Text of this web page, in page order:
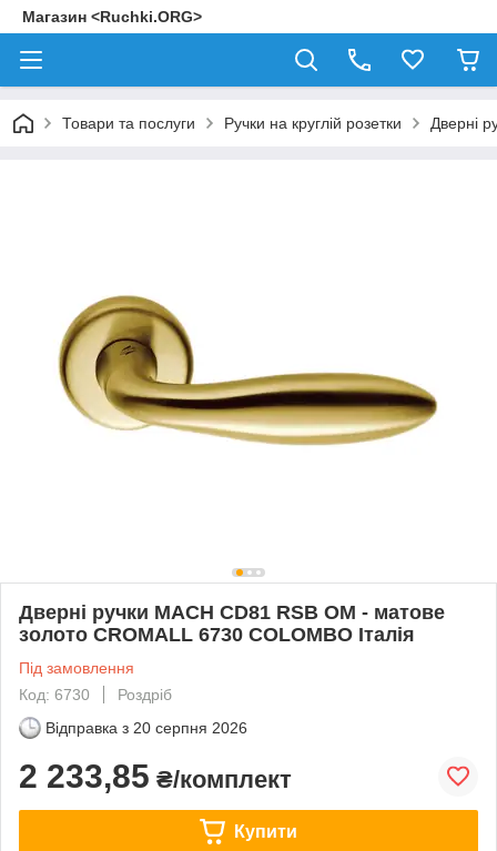
Магазин <Ruchki.ORG>
Товари та послуги Ручки на круглій розетки Дверні
Дверні ручки MACH CD81 RSB OM - матове
золото CROMALL 6730 COLOMBO Італія
Під замовлення
Код: 6730
Роздріб
Відправка з 20 серпня 2026
2 233,85 ₴/комплект
Купити